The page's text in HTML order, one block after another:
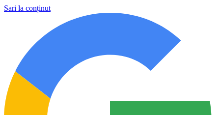
Sari la conținut